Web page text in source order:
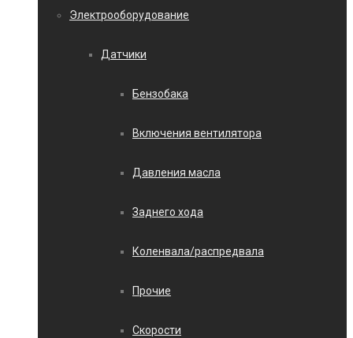
Электрооборудование
Датчики
Бензобака
Включения вентилятора
Давления масла
Заднего хода
Коленвала/распредвала
Прочие
Скорости